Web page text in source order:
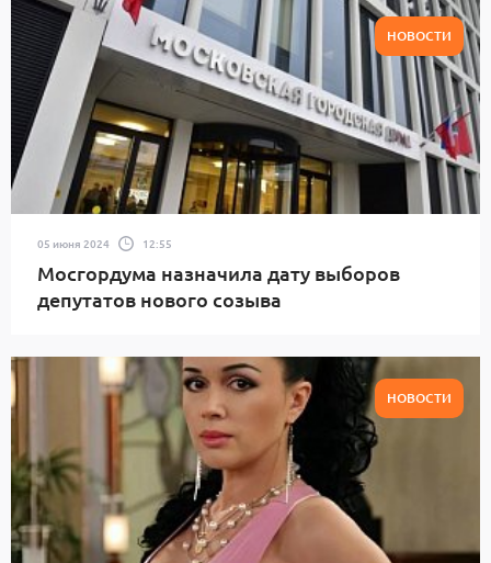
НОВОСТИ
05 июня 2024 12:55
Мосгордума назначила дату выборов
депутатов нового созыва
НОВОСТИ